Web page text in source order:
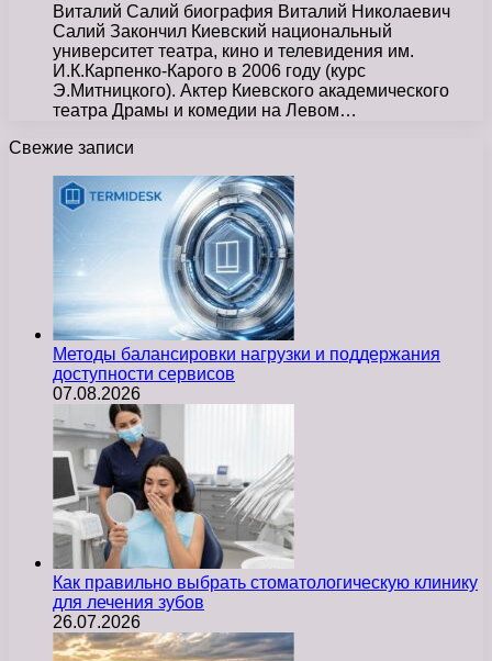
Виталий Салий биография Виталий Николаевич
Салий Закончил Киевский национальный
университет театра, кино и телевидения им.
И.К.Карпенко-Карого в 2006 году (курс
Э.Митницкого). Актер Киевского академического
театра Драмы и комедии на Левом…
Свежие записи
Методы балансировки нагрузки и поддержания
доступности сервисов
07.08.2026
Как правильно выбрать стоматологическую клинику
для лечения зубов
26.07.2026